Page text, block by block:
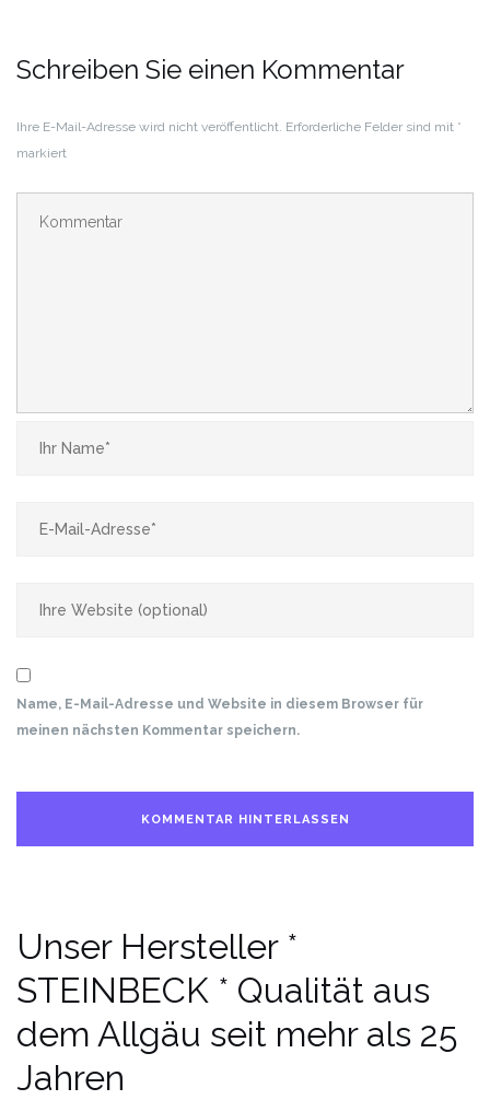
Schreiben Sie einen Kommentar
Ihre E-Mail-Adresse wird nicht veröffentlicht. Erforderliche Felder sind mit *
markiert
Name, E-Mail-Adresse und Website in diesem Browser für
meinen nächsten Kommentar speichern.
Unser Hersteller *
STEINBECK * Qualität aus
dem Allgäu seit mehr als 25
Jahren